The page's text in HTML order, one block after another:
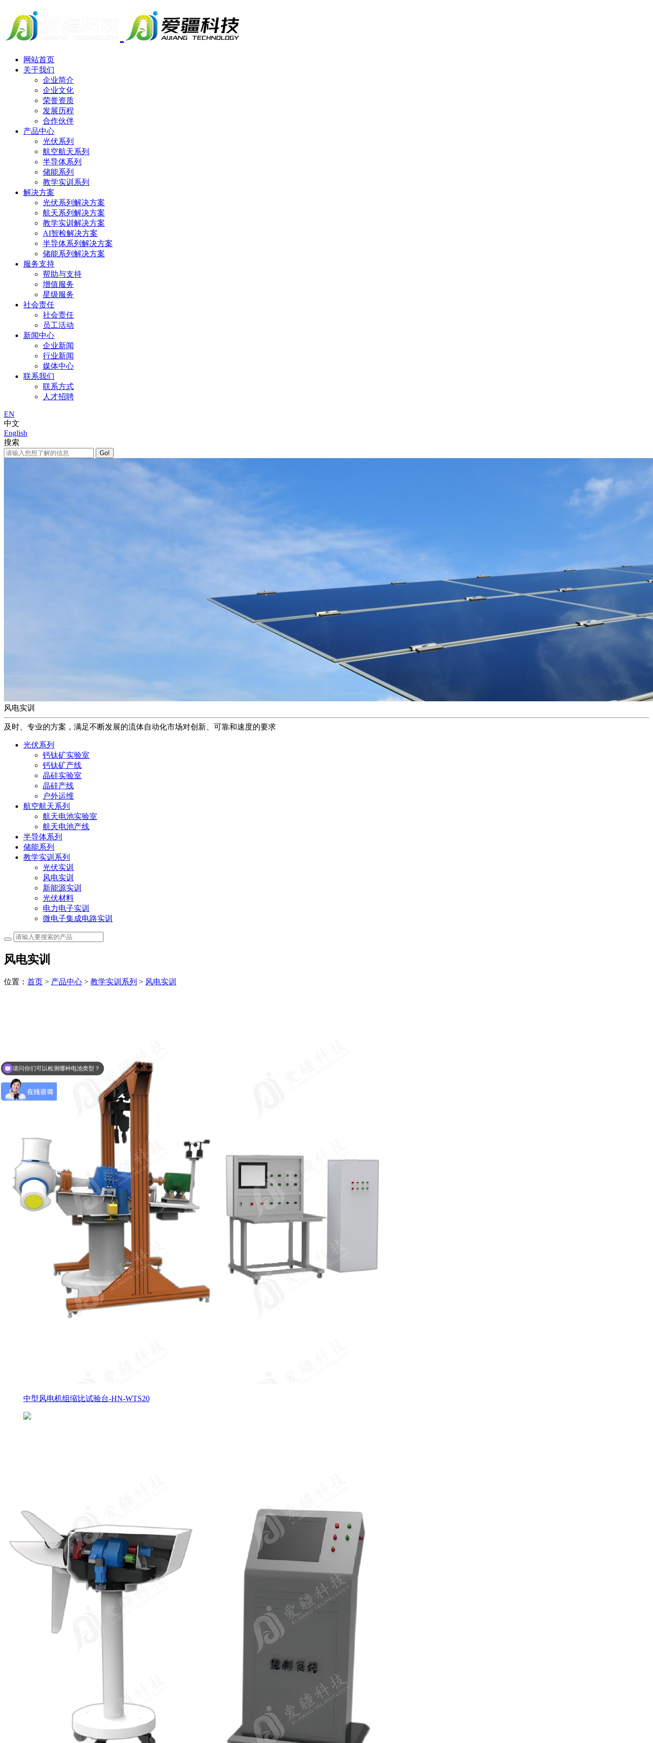
网站首页
关于我们
企业简介
企业文化
荣誉资质
发展历程
合作伙伴
产品中心
光伏系列
航空航天系列
半导体系列
储能系列
教学实训系列
解决方案
光伏系列解决方案
航天系列解决方案
教学实训解决方案
AI智检解决方案
半导体系列解决方案
储能系列解决方案
服务支持
帮助与支持
增值服务
星级服务
社会责任
社会责任
员工活动
新闻中心
企业新闻
行业新闻
媒体中心
联系我们
联系方式
人才招聘
EN
中文
English
搜索
Go!
风电实训
及时、专业的方案，满足不断发展的流体自动化市场对创新、可靠和速度的要求
光伏系列
钙钛矿实验室
钙钛矿产线
晶硅实验室
晶硅产线
户外运维
航空航天系列
航天电池实验室
航天电池产线
半导体系列
储能系列
教学实训系列
光伏实训
风电实训
新能源实训
光伏材料
电力电子实训
微电子集成电路实训
风电实训
位置： 首页 > 产品中心 > 教学实训系列 > 风电实训
中型风电机组缩比试验台-HN-WTS20
可以介绍下你们的产品么？